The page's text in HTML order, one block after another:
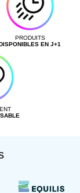
PRODUITS
EN J+1